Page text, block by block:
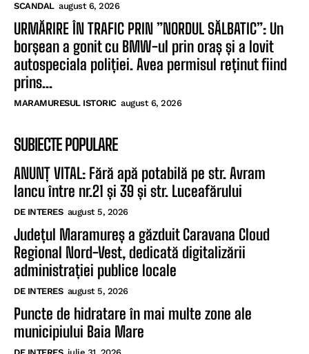
SCANDAL august 6, 2026
URMĂRIRE ÎN TRAFIC PRIN ”NORDUL SĂLBATIC”: Un
borșean a gonit cu BMW-ul prin oraș și a lovit
autospeciala poliției. Avea permisul reținut fiind
prins...
MARAMURESUL ISTORIC august 6, 2026
SUBIECTE POPULARE
ANUNȚ VITAL: Fără apă potabilă pe str. Avram
Iancu între nr.21 și 39 și str. Luceafărului
DE INTERES august 5, 2026
Județul Maramureș a găzduit Caravana Cloud
Regional Nord-Vest, dedicată digitalizării
administrației publice locale
DE INTERES august 5, 2026
Puncte de hidratare în mai multe zone ale
municipiului Baia Mare